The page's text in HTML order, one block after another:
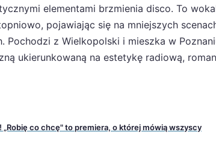
elementami brzmienia disco. To
pojawiając się na mniejszych
z Wielkopolski i mieszka w
ukierunkowaną na estetykę radiową,
co chcę" to premiera, o której mówią wszyscy